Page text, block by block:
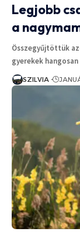
Legjobb
a
Összegyűjtöttük
gyerekek
SZILVIA